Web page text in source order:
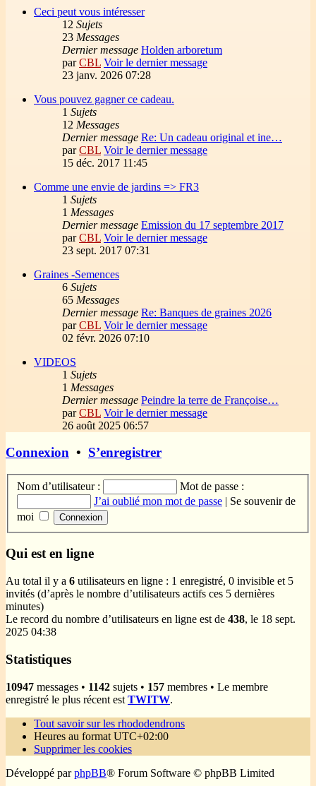
Ceci peut vous intéresser
12 Sujets
23 Messages
Dernier message Holden arboretum
parCBL Voir le dernier message
23 janv. 2026 07:28
Vous pouvez gagner ce cadeau.
1 Sujets
12 Messages
Dernier message Re: Un cadeau original et ine…
parCBL Voir le dernier message
15 déc. 2017 11:45
Comme une envie de jardins => FR3
1 Sujets
1 Messages
Dernier message Emission du 17 septembre 2017
parCBL Voir le dernier message
23 sept. 2017 07:31
Graines -Semences
6 Sujets
65 Messages
Dernier message Re: Banques de graines 2026
parCBL Voir le dernier message
02 févr. 2026 07:10
VIDEOS
1 Sujets
1 Messages
Dernier message Peindre la terre de Françoise…
parCBL Voir le dernier message
26 août 2025 06:57
Connexion • S’enregistrer
Nom d’utilisateur :
Mot de passe :
J’ai oublié mon mot de passe | Se souvenir de
moi
Qui est en ligne
Au total il y a 6 utilisateurs en ligne : 1 enregistré, 0 invisible et 5
invités (d’après le nombre d’utilisateurs actifs ces 5 dernières
minutes)
Le record du nombre d’utilisateurs en ligne est de 438, le 18 sept.
2025 04:38
Statistiques
10947 messages • 1142 sujets • 157 membres • Le membre
enregistré le plus récent est TWITW.
Tout savoir sur les rhododendrons
Heures au format UTC+02:00
Supprimer les cookies
Développé parphpBB® Forum Software © phpBB Limited